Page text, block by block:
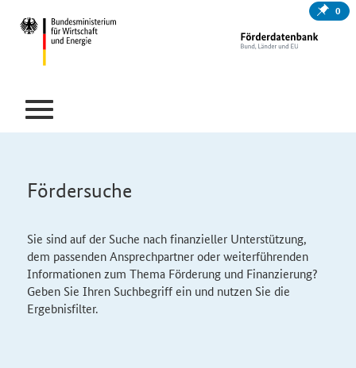
0
Fördersuche
Sie sind auf der Suche nach finanzieller Unterstützung,
dem passenden Ansprechpartner oder weiterführenden
Informationen zum Thema Förderung und Finanzierung?
Geben Sie Ihren Suchbegriff ein und nutzen Sie die
Ergebnisfilter.